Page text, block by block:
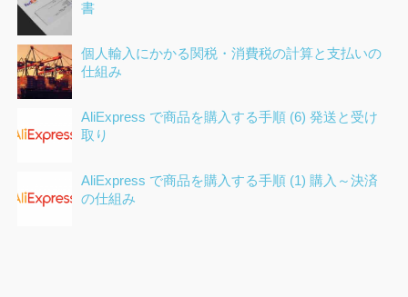
書
個人輸入にかかる関税・消費税の計算と支払いの
仕組み
AliExpress で商品を購入する手順 (6) 発送と受け
取り
AliExpress で商品を購入する手順 (1) 購入～決済
の仕組み